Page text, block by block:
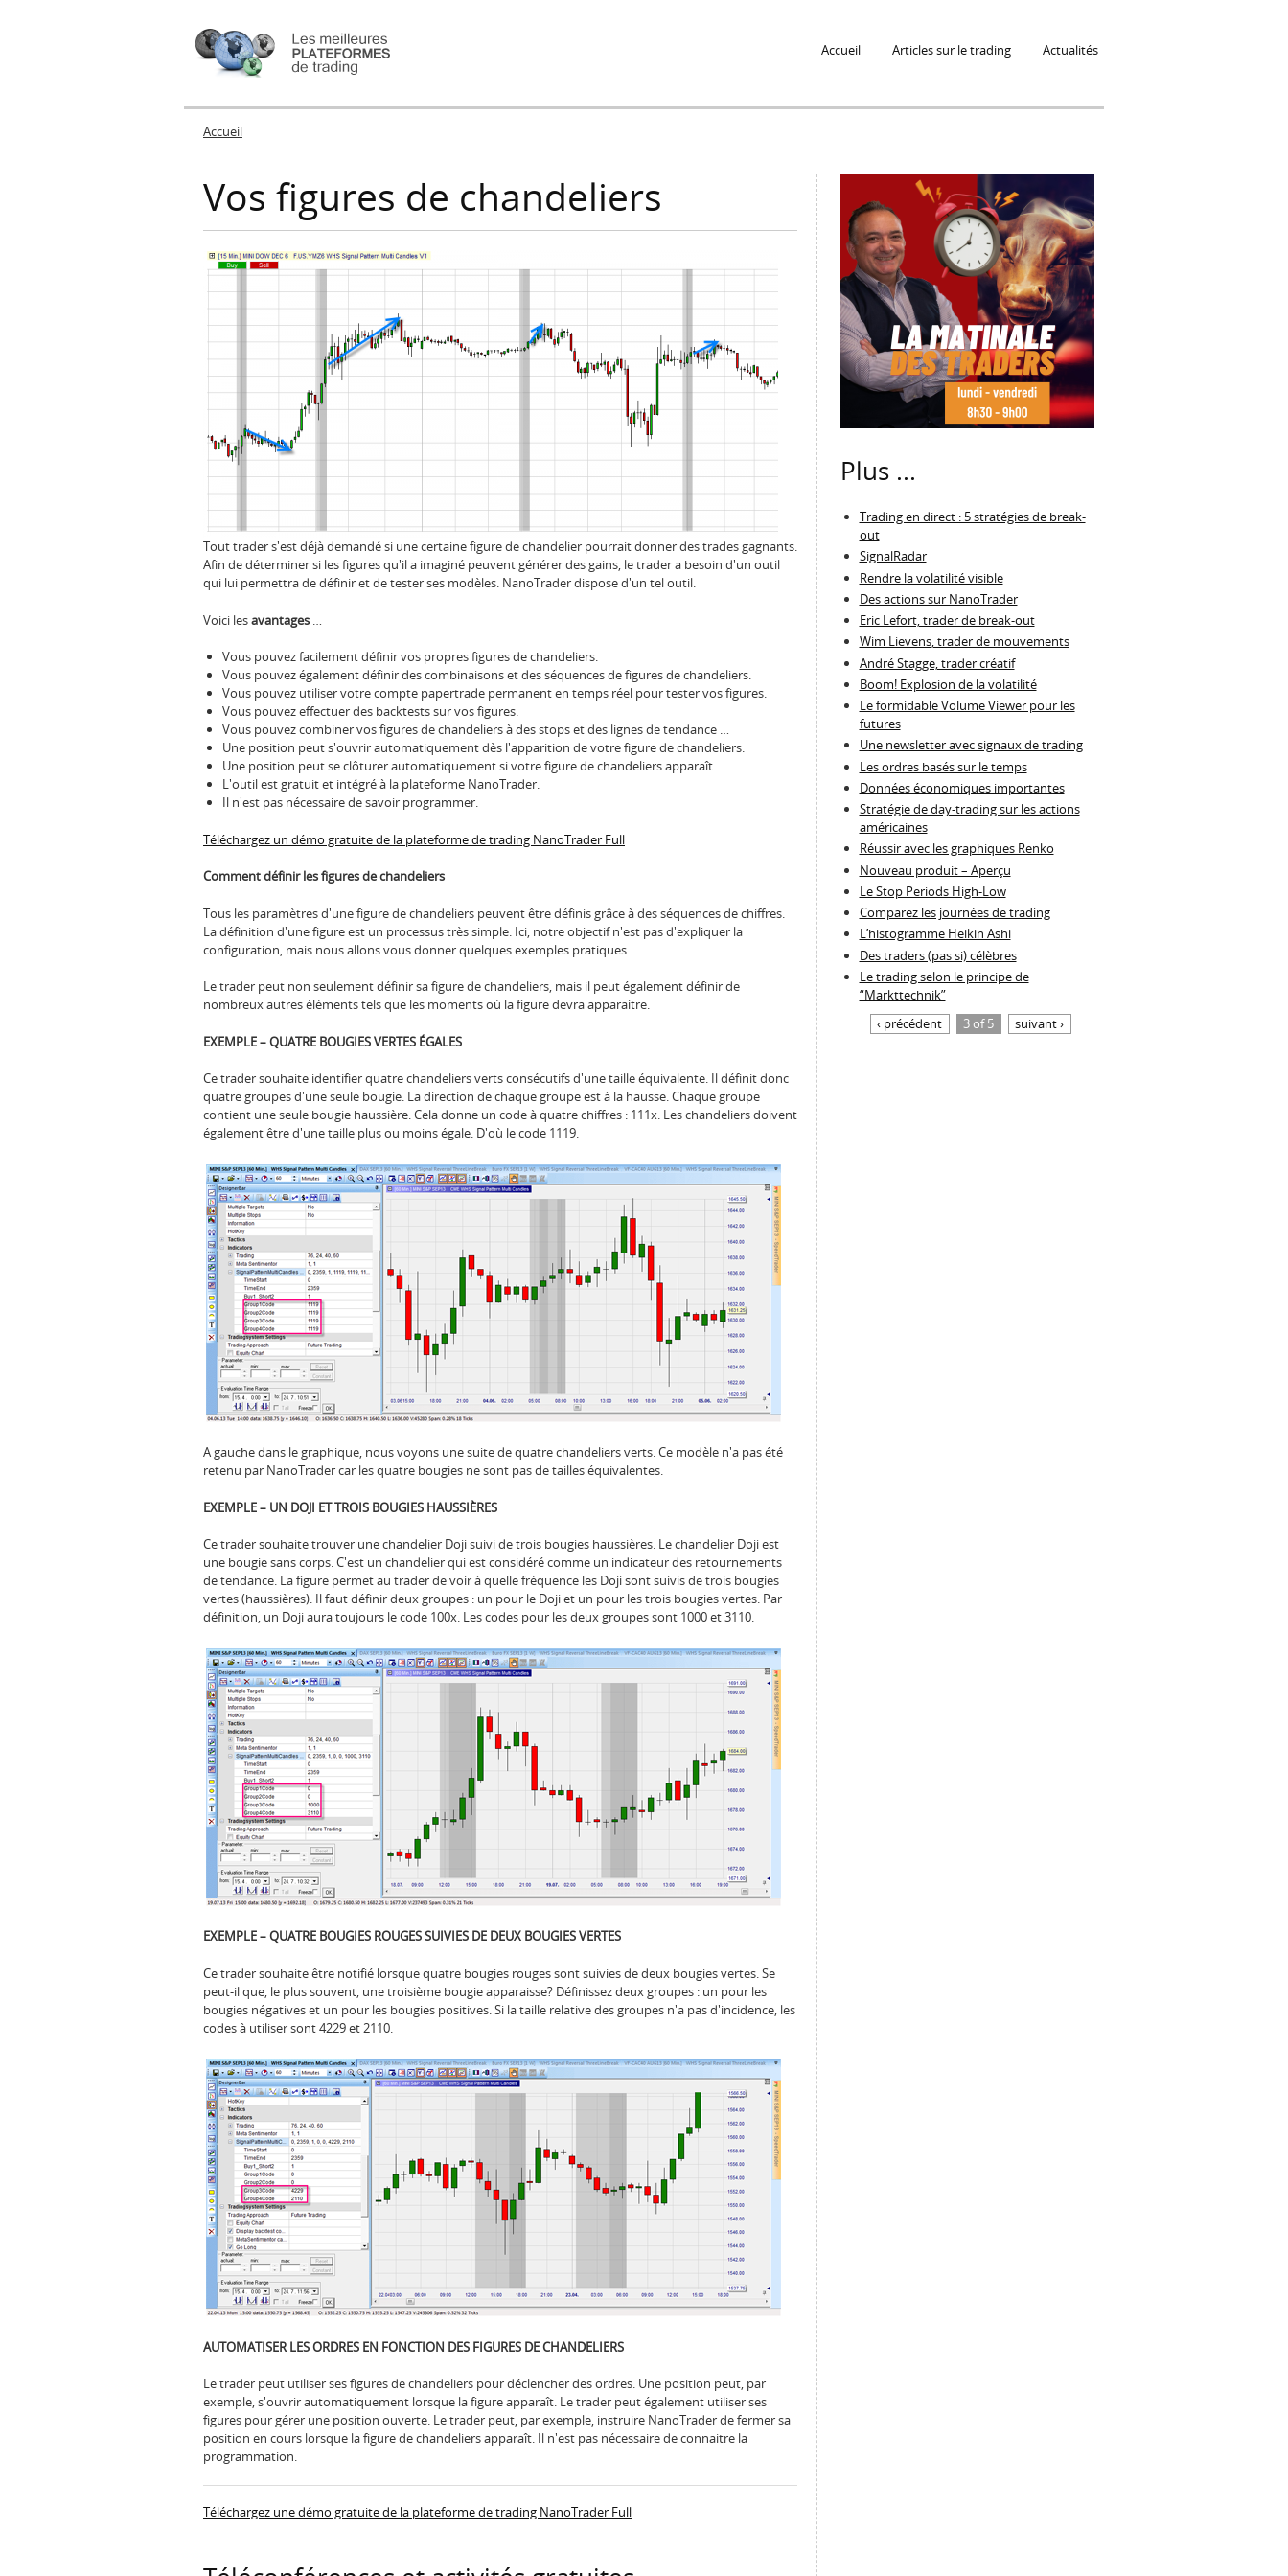
Accueil Articles sur le trading Actualités
Vous êtes ici
Accueil
Vos figures de chandeliers
Tout trader s'est déjà demandé si une certaine figure de chandelier pourrait donner des trades gagnants.
Afin de déterminer si les figures qu'il a imaginé peuvent générer des gains, le trader a besoin d'un outil
qui lui permettra de définir et de tester ses modèles. NanoTrader dispose d'un tel outil.
Voici lesavantages
Vous pouvez facilement définir vos propres figures de chandeliers.
Vous pouvez également définir des combinaisons et des séquences de figures de chandeliers.
Vous pouvez utiliser votre compte papertrade permanent en temps réel pour tester vos figures.
Vous pouvez effectuer des backtests sur vos figures.
Vous pouvez combiner vos figures de chandeliers à des stops et des lignes de tendance …
Une position peut s'ouvrir automatiquement dès l'apparition de votre figure de chandeliers.
Une position peut se clôturer automatiquement si votre figure de chandeliers apparaît.
L'outil est gratuit et intégré à la plateforme NanoTrader.
Il n'est pas nécessaire de savoir programmer.
Téléchargez un démo gratuite de la plateforme de trading NanoTrader Full
Comment définir les figures de chandeliers
Tous les paramètres d'une figure de chandeliers peuvent être définis grâce à des séquences de chiffres.
La définition d'une figure est un processus très simple. Ici, notre objectif n'est pas d'expliquer la
configuration, mais nous allons vous donner quelques exemples pratiques.
Le trader peut non seulement définir sa figure de chandeliers, mais il peut également définir de
nombreux autres éléments tels que les moments où la figure devra apparaitre.
EXEMPLE – QUATRE BOUGIES VERTES ÉGALES
Ce trader souhaite identifier quatre chandeliers verts consécutifs d'une taille équivalente. Il définit donc
quatre groupes d'une seule bougie. La direction de chaque groupe est à la hausse. Chaque groupe
contient une seule bougie haussière. Cela donne un code à quatre chiffres : 111x. Les chandeliers doivent
également être d'une taille plus ou moins égale. D'où le code 1119.
A gauche dans le graphique, nous voyons une suite de quatre chandeliers verts. Ce modèle n'a pas été
retenu par NanoTrader car les quatre bougies ne sont pas de tailles équivalentes.
EXEMPLE – UN DOJI ET TROIS BOUGIES HAUSSIÈRES
Ce trader souhaite trouver une chandelier Doji suivi de trois bougies haussières. Le chandelier Doji est
une bougie sans corps. C'est un chandelier qui est considéré comme un indicateur des retournements
de tendance. La figure permet au trader de voir à quelle fréquence les Doji sont suivis de trois bougies
vertes (haussières). Il faut définir deux groupes : un pour le Doji et un pour les trois bougies vertes. Par
définition, un Doji aura toujours le code 100x. Les codes pour les deux groupes sont 1000 et 3110.
EXEMPLE – QUATRE BOUGIES ROUGES SUIVIES DE DEUX BOUGIES VERTES
Ce trader souhaite être notifié lorsque quatre bougies rouges sont suivies de deux bougies vertes. Se
peut-il que, le plus souvent, une troisième bougie apparaisse? Définissez deux groupes : un pour les
bougies négatives et un pour les bougies positives. Si la taille relative des groupes n'a pas d'incidence, les
codes à utiliser sont 4229 et 2110.
AUTOMATISER LES ORDRES EN FONCTION DES FIGURES DE CHANDELIERS
Le trader peut utiliser ses figures de chandeliers pour déclencher des ordres. Une position peut, par
exemple, s'ouvrir automatiquement lorsque la figure apparaît. Le trader peut également utiliser ses
figures pour gérer une position ouverte. Le trader peut, par exemple, instruire NanoTrader de fermer sa
position en cours lorsque la figure de chandeliers apparaît. Il n'est pas nécessaire de connaitre la
programmation.
Téléchargez une démo gratuite de la plateforme de trading NanoTrader Full
Plus ...
Trading en direct : 5 stratégies de break-
out
SignalRadar
Rendre la volatilité visible
Des actions sur NanoTrader
Eric Lefort, trader de break-out
Wim Lievens, trader de mouvements
André Stagge, trader créatif
Boom! Explosion de la volatilité
Le formidable Volume Viewer pour les
futures
Une newsletter avec signaux de trading
Les ordres basés sur le temps
Données économiques importantes
Stratégie de day-trading sur les actions
américaines
Réussir avec les graphiques Renko
Nouveau produit – Aperçu
Le Stop Periods High-Low
Comparez les journées de trading
L’histogramme Heikin Ashi
Des traders (pas si) célèbres
Le trading selon le principe de
“Markttechnik”
‹ précédent
3 of 5 suivant ›